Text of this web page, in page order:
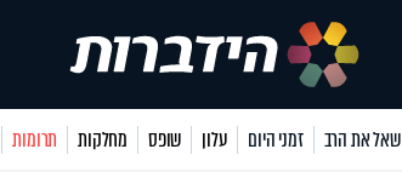
שאל את הרב זמני היום עלון שופס מחלקות תרומות